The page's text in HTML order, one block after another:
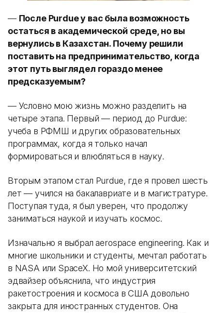
— После Purdue у вас была возможность
остаться в академической среде, но вы
вернулись в Казахстан. Почему решили
поставить на предпринимательство, когда
этот путь выглядел гораздо менее
предсказуемым?
— Условно мою жизнь можно разделить на
четыре этапа. Первый — период до Purdue:
учеба в РФМШ и других образовательных
программах, когда я только начал
формироваться и влюбляться в науку.
Вторым этапом стал Purdue, где я провел шесть
лет — учился на бакалавриате и в магистратуре.
Поступая туда, я был уверен, что продолжу
заниматься наукой и изучать космос.
Изначально я выбрал aerospace engineering. Как и
многие школьники и студенты, мечтал работать
в NASA или SpaceX. Но мой университетский
эдвайзер объяснила, что индустрия
ракетостроения и космоса в США довольно
закрыта для иностранных студентов. Она